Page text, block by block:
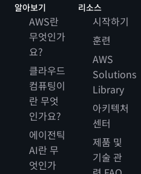
알아보기
AWS란
무엇인가
요?
클라우드
컴퓨팅이
란 무엇
인가요?
에이전틱
AI란 무
엇인가
리소스
시작하기
훈련
AWS
Solutions
Library
아키텍처
센터
제품 및
기술 관